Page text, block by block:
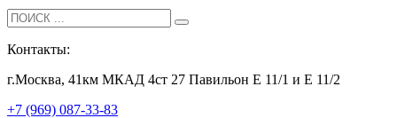
Контакты:
г.Москва, 41км МКАД 4ст 27 Павильон Е 11/1 и Е 11/2
+7 (969) 087-33-83